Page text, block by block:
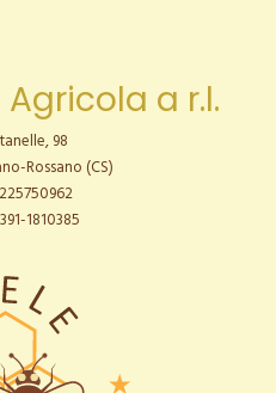
a r.l.
98
Rossano (CS)
1810385